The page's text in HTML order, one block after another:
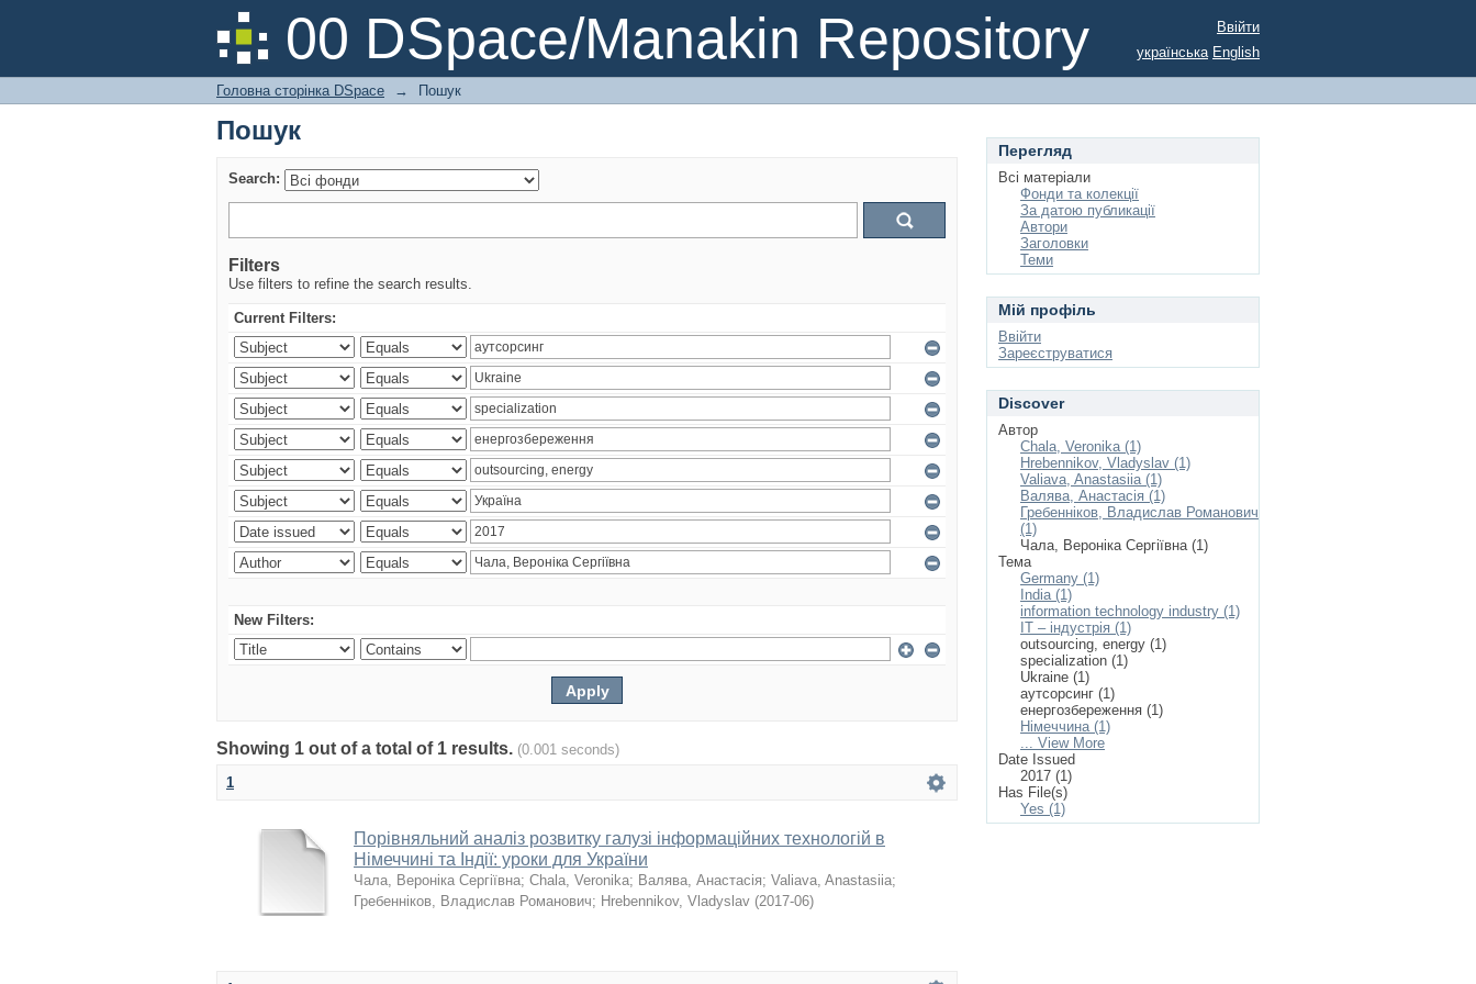
00 DSpace/Manakin Repository
Пошук
Ввійти
українська English
Головна сторінка DSpace → Пошук
Пошук
Search:
Filters
Use filters to refine the search results.
Current Filters:
New Filters:
Showing 1 out of a total of 1 results. (0.001 seconds)
1
Порівняльний аналіз розвитку галузі інформаційних технологій в
Німеччині та Індії: уроки для України
Чала, Вероніка Сергіївна; Chala, Veronika; Валява, Анастасія; Valiava, Anastasiia;
Гребенніков, Владислав Романович; Hrebennikov, Vladyslav (2017-06)
Перегляд
Всі матеріали
Фонди та колекції
За датою публикації
Автори
Заголовки
Теми
Мій профіль
Ввійти
Зареєструватися
Discover
Автор
Chala, Veronika (1)
Hrebennikov, Vladyslav (1)
Valiava, Anastasiia (1)
Валява, Анастасія (1)
Гребенніков, Владислав Романович
(1)
Чала, Вероніка Сергіївна (1)
Тема
Germany (1)
India (1)
information technology industry (1)
IT – індустрія (1)
outsourcing, energy (1)
specialization (1)
Ukraine (1)
аутсорсинг (1)
енергозбереження (1)
Німеччина (1)
... View More
Date Issued
2017 (1)
Has File(s)
Yes (1)